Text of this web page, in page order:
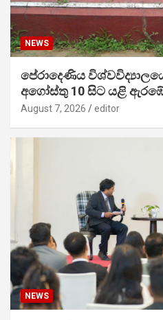
NEWS
පේරාදෙණිය
අගෝස්තු 10 සිට යළි
August 7, 2026 editor
NEWS